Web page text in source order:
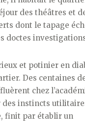
des théâtres et
dont le tapage
doctes
et potinier en
Des centaines
chez
des instincts
finit par établir un